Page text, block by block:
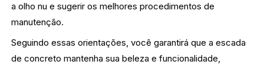
a olho nu e sugerir os melhores procedimentos de
manutenção.
Seguindo essas orientações, você garantirá que a escada
de concreto mantenha sua beleza e funcionalidade,